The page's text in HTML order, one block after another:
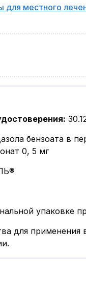
для местного
:
бензоата в
0, 5 мг
упаковке
для применения